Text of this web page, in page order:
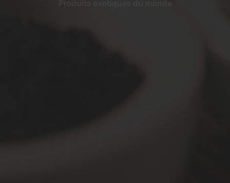
Produits exotiques du monde